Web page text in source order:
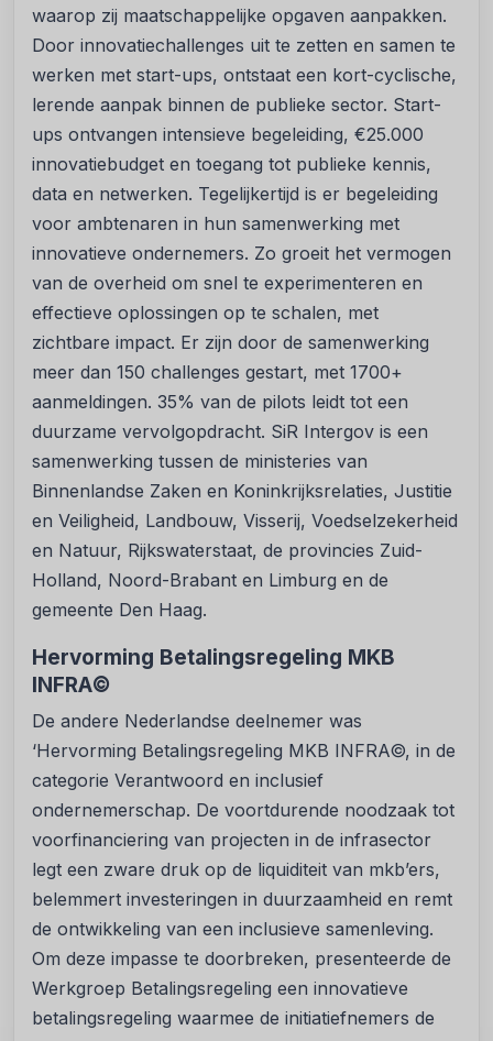
waarop zij maatschappelijke opgaven aanpakken.
Door innovatiechallenges uit te zetten en samen te
werken met start-ups, ontstaat een kort-cyclische,
lerende aanpak binnen de publieke sector. Start-
ups ontvangen intensieve begeleiding, €25.000
innovatiebudget en toegang tot publieke kennis,
data en netwerken. Tegelijkertijd is er begeleiding
voor ambtenaren in hun samenwerking met
innovatieve ondernemers. Zo groeit het vermogen
van de overheid om snel te experimenteren en
effectieve oplossingen op te schalen, met
zichtbare impact. Er zijn door de samenwerking
meer dan 150 challenges gestart, met 1700+
aanmeldingen. 35% van de pilots leidt tot een
duurzame vervolgopdracht. SiR Intergov is een
samenwerking tussen de ministeries van
Binnenlandse Zaken en Koninkrijksrelaties, Justitie
en Veiligheid, Landbouw, Visserij, Voedselzekerheid
en Natuur, Rijkswaterstaat, de provincies Zuid-
Holland, Noord-Brabant en Limburg en de
gemeente Den Haag.
Hervorming Betalingsregeling MKB
INFRA©
De andere Nederlandse deelnemer was
‘Hervorming Betalingsregeling MKB INFRA©, in de
categorie Verantwoord en inclusief
ondernemerschap. De voortdurende noodzaak tot
voorfinanciering van projecten in de infrasector
legt een zware druk op de liquiditeit van mkb’ers,
belemmert investeringen in duurzaamheid en remt
de ontwikkeling van een inclusieve samenleving.
Om deze impasse te doorbreken, presenteerde de
Werkgroep Betalingsregeling een innovatieve
betalingsregeling waarmee de initiatiefnemers de